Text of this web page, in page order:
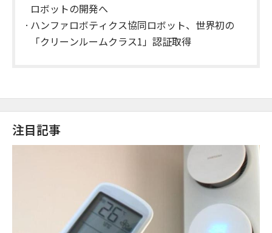
ロボットの開発へ
ハンファロボティクス協同ロボット、世界初の
「クリーンルームクラス1」認証取得
注目記事